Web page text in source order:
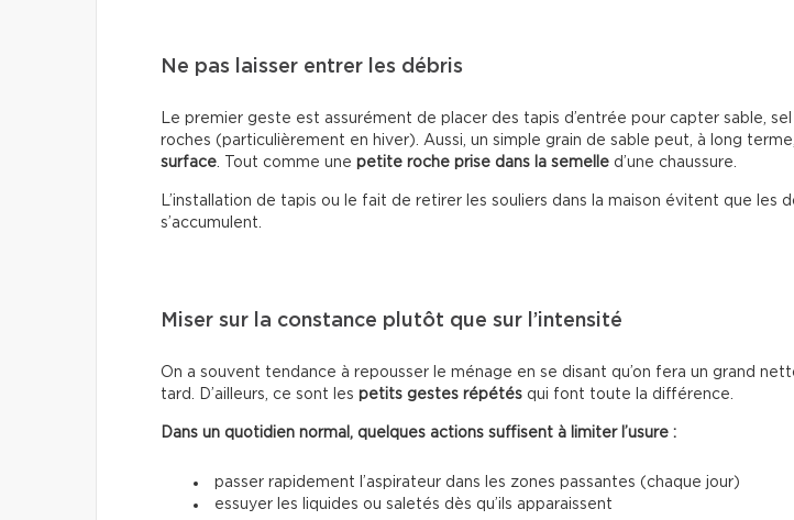
Ne pas laisser entrer les débris
Le premier geste est assurément de placer des tapis d’entrée pour capter sable,
roches (particulièrement en hiver). Aussi, un simple grain de sable peut, à long terme,
surface. Tout comme une petite roche prise dans la semelle d’une chaussure.
L’installation de tapis ou le fait de retirer les souliers dans la maison évitent que les
s’accumulent.
Miser sur la constance plutôt que sur l’intensité
On a souvent tendance à repousser le ménage en se disant qu’on fera un grand
tard. D’ailleurs, ce sont les petits gestes répétés qui font toute la différence.
Dans un quotidien normal, quelques actions suffisent à limiter l’usure :
passer rapidement l’aspirateur dans les zones passantes (chaque jour)
essuyer les liquides ou saletés dès qu’ils apparaissent